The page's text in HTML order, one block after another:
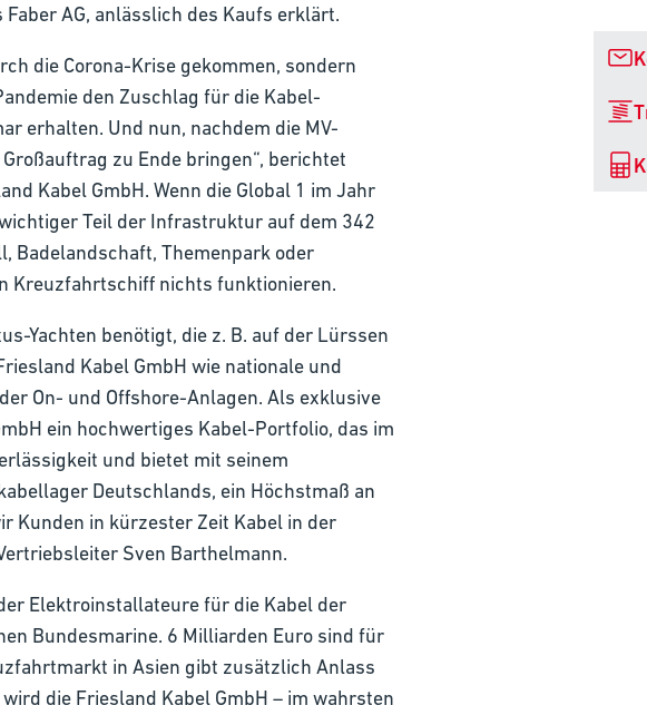
AG, anlässlich des Kaufs erklärt.
die Corona-Krise gekommen, sondern
den Zuschlag für die Kabel-
erhalten. Und nun, nachdem die MV-
zu Ende bringen“, berichtet
Kabel GmbH. Wenn die Global 1 im Jahr
Teil der Infrastruktur auf dem 342
Badelandschaft, Themenpark oder
Kreuzfahrtschiff nichts funktionieren.
Yachten benötigt, die z. B. auf der Lürssen
Kabel GmbH wie nationale und
On- und Offshore-Anlagen. Als exklusive
ein hochwertiges Kabel-Portfolio, das im
und bietet mit seinem
Deutschlands, ein Höchstmaß an
Kunden in kürzester Zeit Kabel in der
Sven Barthelmann.
Elektroinstallateure für die Kabel der
Bundesmarine. 6 Milliarden Euro sind für
in Asien gibt zusätzlich Anlass
die Friesland Kabel GmbH – im wahrsten